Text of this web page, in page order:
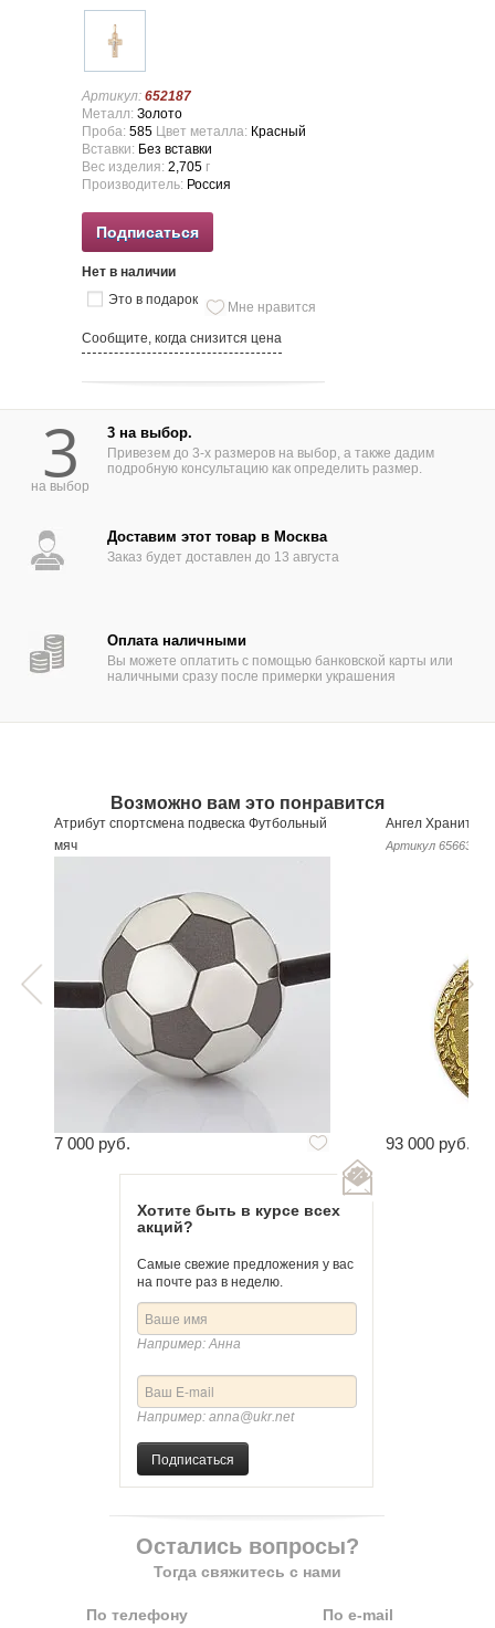
Артикул: 652187
Металл: Золото
Проба: 585 Цвет металла: Красный
Вставки: Без вставки
Вес изделия: 2,705 г
Производитель: Россия
Подписаться
Нет в наличии
Мне нравится
Это в подарок
Сообщите, когда снизится цена
3
на выбор
3 на выбор.
Привезем до 3-х размеров на выбор, а также дадим
подробную консультацию как определить размер.
Доставим этот товар в Москва
Заказ будет доставлен до 13 августа
Оплата наличными
Вы можете оплатить с помощью банковской карты или
наличными сразу после примерки украшения
Возможно вам это понравится
Атрибут спортсмена подвеска Футбольный
мяч
7 000 руб.
Ангел
Артикул 656635
93 000 руб.
Хотите быть в курсе всех
акций?
Самые свежие предложения у вас
на почте раз в неделю.
Например: Анна
Например: anna@ukr.net
Подписаться
Остались вопросы?
Тогда свяжитесь с нами
По телефону
По e-mail